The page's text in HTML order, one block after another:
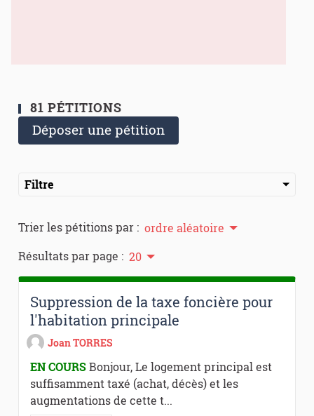
81 PÉTITIONS
Déposer une pétition
Filtre
Trier les pétitions par : ordre aléatoire
Résultats par page : 20
Suppression de la taxe foncière pour
l'habitation principale
Joan TORRES
EN COURSBonjour, Le logement principal est
suffisamment taxé (achat, décès) et les
augmentations de cette t...